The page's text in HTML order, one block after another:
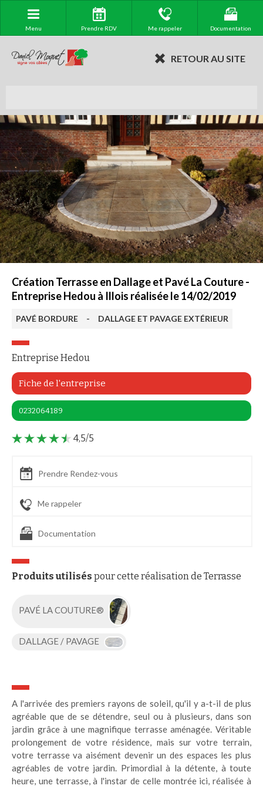
Menu Prendre RDV Me rappeler Documentation
RETOUR AU SITE
Création Terrasse en Dallage et Pavé La Couture -
Entreprise Hedou à Illois réalisée le 14/02/2019
PAVÉ BORDURE - DALLAGE ET PAVAGE EXTÉRIEUR
Entreprise Hedou
Fiche de l'entreprise
0232064189
4,5/5
Prendre Rendez-vous
Me rappeler
Documentation
Produits utilisés pour cette réalisation de Terrasse
PAVÉ LA COUTURE®
DALLAGE / PAVAGE
A l'arrivée des premiers rayons de soleil, qu'il y a-t-il de plus
agréable que de se détendre, seul ou à plusieurs, dans son
jardin grâce à une magnifique terrasse aménagée. Véritable
prolongement de votre résidence, mais sur votre terrain,
votre terrasse va aisément devenir un des espaces les plus
agréables de votre jardin. Primordial à la détente, à toute
heure, une terrasse, à l'instar de celle montrée ici, réalisée à